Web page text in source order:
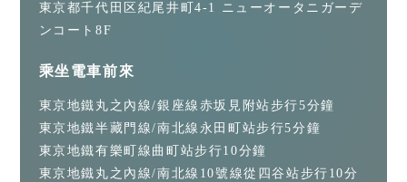
東京都千代田区紀尾井町4-1 ニューオータニガーデ
ンコート8F
乘坐電車前來
東京地鐵丸之內線/銀座線赤坂見附站步行5分鐘
東京地鐵半藏門線/南北線永田町站步行5分鐘
東京地鐵有樂町線曲町站步行10分鐘
東京地鐵丸之內線/南北線10號線從四谷站步行10分